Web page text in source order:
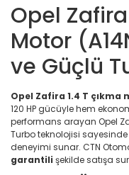
Opel Zafira
Motor
ve Güçlü
Opel Zafira 1.4 T çıkma
120 HP gücüyle hem
performans arayan Opel
Turbo teknolojisi
deneyimi sunar. CTN
garantili şekilde satışa